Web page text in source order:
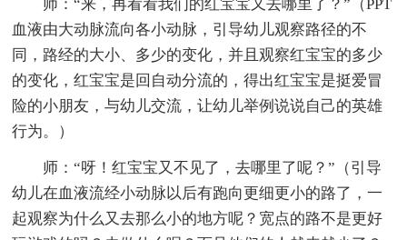
师：“来，再看看我们的红宝宝又去哪里了？”（PPT
血液由大动脉流向各小动脉，引导幼儿观察路径的不
同，路经的大小、多少的变化，并且观察红宝宝的多少
的变化，红宝宝是回自动分流的，得出红宝宝是挺爱冒
险的小朋友，与幼儿交流，让幼儿举例说说自己的英雄
行为。）
师：“呀！红宝宝又不见了，去哪里了呢？”（引导
幼儿在血液流经小动脉以后有跑向更细更小的路了，一
起观察为什么又去那么小的地方呢？宽点的路不是更好